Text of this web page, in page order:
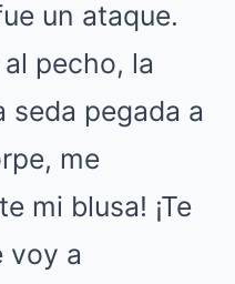
un ataque.
pecho, la
seda pegada a
me
mi blusa! ¡Te
voy a